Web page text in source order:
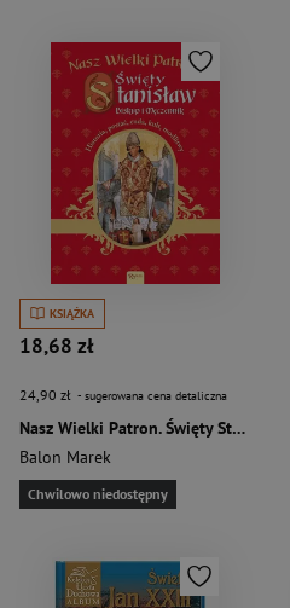
KSIĄŻKA
18,68 zł
24,90 zł - sugerowana cena detaliczna
Nasz Wielki Patron. Święty Stanisław Biskup i Męczennik
Balon Marek
Chwilowo niedostępny